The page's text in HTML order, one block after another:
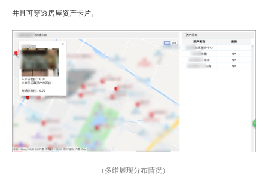
并且可穿透房屋资产卡片。
（多维展现分布情况）